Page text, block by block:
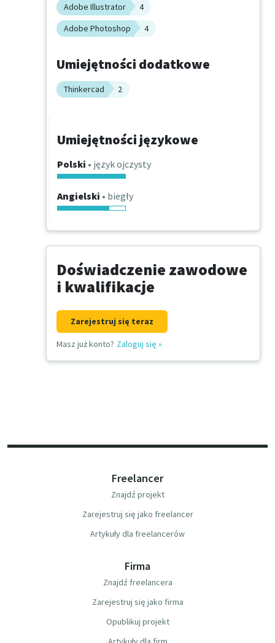
Adobe Illustrator
4
Adobe Photoshop
4
Umiejętności dodatkowe
Thinkercad 2
Umiejętności językowe
Polski • język ojczysty
Angielski • biegły
Doświadczenie zawodowe
i kwalifikacje
Zarejestruj się teraz
Masz już konto? Zaloguj się »
Freelancer
Znajdź projekt
Zarejestruj się jako freelancer
Artykuły dla freelancerów
Firma
Znajdź freelancera
Zarejestruj się jako firma
Opublikuj projekt